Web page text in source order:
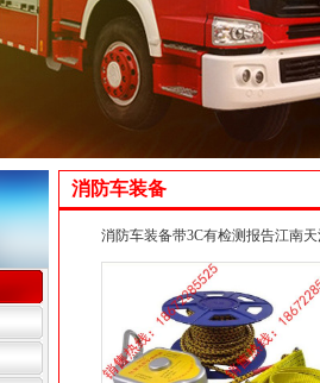
消防车装备
消防车装备带3C有检测报告江南